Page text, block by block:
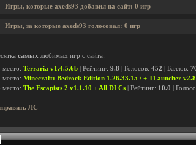
Игры, которые axeds93 добавил на сайт: 0 игр
Игры, за которые axeds93 голосовал: 0 игр
самых любимых игр с сайта:
место: Terraria v1.4.5.6b | Рейтинг: 9.8 | Голосов: 452 | Баллов:
место: Minecraft: Bedrock Edition 1.26.33.1a / + TLauncher
место: The Escapists 2 v1.1.10 + All DLCs | Рейтинг: 10.0 |
ЛС